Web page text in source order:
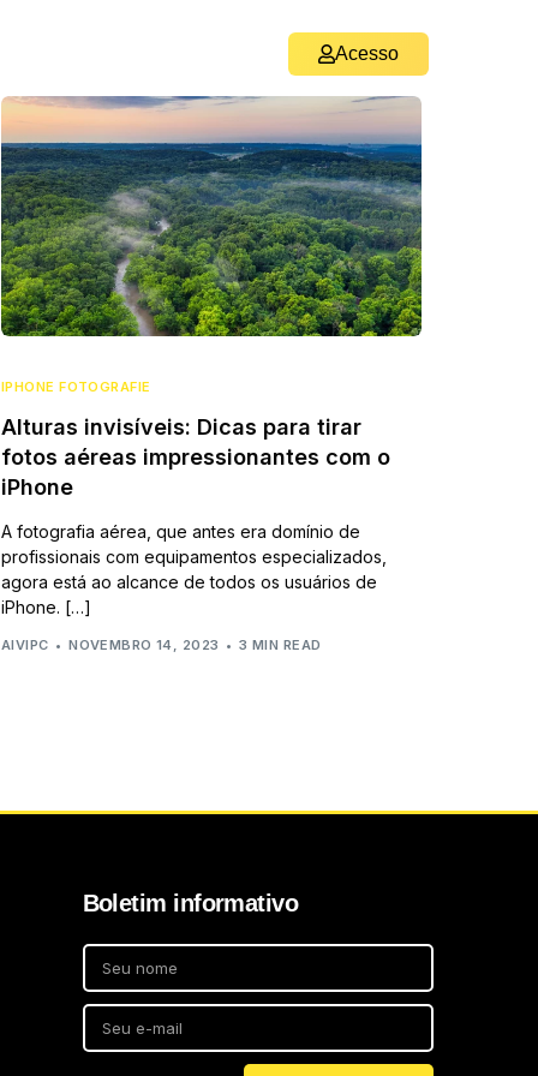
Acesso
IPHONE FOTOGRAFIE
Alturas invisíveis: Dicas para tirar
fotos aéreas impressionantes com o
iPhone
A fotografia aérea, que antes era domínio de
profissionais com equipamentos especializados,
agora está ao alcance de todos os usuários de
iPhone. […]
AIVIPC NOVEMBRO 14, 2023 3 MIN READ
Boletim informativo